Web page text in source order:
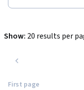
Show: 20 results per
First page